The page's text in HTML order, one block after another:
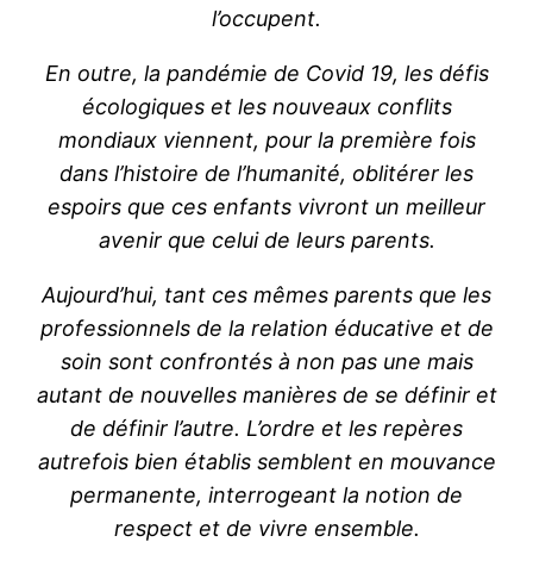
l’occupent.
En outre, la pandémie de Covid 19, les défis
écologiques et les nouveaux conflits
mondiaux viennent, pour la première fois
dans l’histoire de l’humanité, oblitérer les
espoirs que ces enfants vivront un meilleur
avenir que celui de leurs parents.
Aujourd’hui, tant ces mêmes parents que les
professionnels de la relation éducative et de
soin sont confrontés à non pas une mais
autant de nouvelles manières de se définir et
de définir l’autre. L’ordre et les repères
autrefois bien établis semblent en mouvance
permanente, interrogeant la notion de
respect et de vivre ensemble.